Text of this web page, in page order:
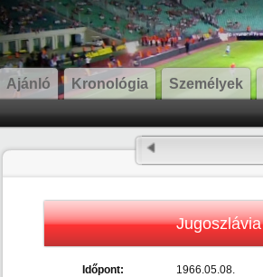
Ajánló Kronológia Személyek
Jugoszlávia
Időpont: 1966.05.08.